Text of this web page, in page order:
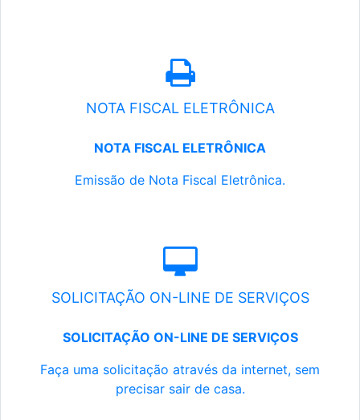
NOTA FISCAL ELETRÔNICA
NOTA FISCAL ELETRÔNICA
Emissão de Nota Fiscal Eletrônica.
SOLICITAÇÃO ON-LINE DE SERVIÇOS
SOLICITAÇÃO ON-LINE DE SERVIÇOS
Faça uma solicitação através da internet, sem
precisar sair de casa.